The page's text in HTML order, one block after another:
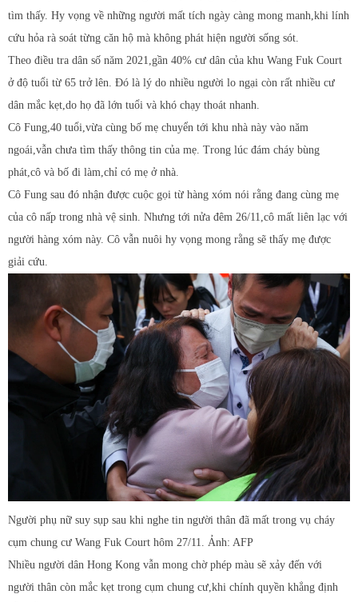
tìm thấy. Hy vọng về những người mất tích ngày càng mong manh,khi lính
cứu hỏa rà soát từng căn hộ mà không phát hiện người sống sót.
Theo điều tra dân số năm 2021,gần 40% cư dân của khu Wang Fuk Court
ở độ tuổi từ 65 trở lên. Đó là lý do nhiều người lo ngại còn rất nhiều cư
dân mắc kẹt,do họ đã lớn tuổi và khó chạy thoát nhanh.
Cô Fung,40 tuổi,vừa cùng bố mẹ chuyển tới khu nhà này vào năm
ngoái,vẫn chưa tìm thấy thông tin của mẹ. Trong lúc đám cháy bùng
phát,cô và bố đi làm,chỉ có mẹ ở nhà.
Cô Fung sau đó nhận được cuộc gọi từ hàng xóm nói rằng đang cùng mẹ
của cô nấp trong nhà vệ sinh. Nhưng tới nửa đêm 26/11,cô mất liên lạc với
người hàng xóm này. Cô vẫn nuôi hy vọng mong rằng sẽ thấy mẹ được
giải cứu.
Người phụ nữ suy sụp sau khi nghe tin người thân đã mất trong vụ cháy
cụm chung cư Wang Fuk Court hôm 27/11. Ảnh: AFP
Nhiều người dân Hong Kong vẫn mong chờ phép màu sẽ xảy đến với
người thân còn mắc kẹt trong cụm chung cư,khi chính quyền khẳng định